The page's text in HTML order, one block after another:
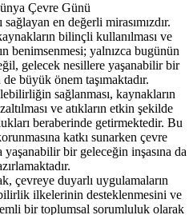
Çevre Günü
sağlayan en değerli mirasımızdır.
bilinçli kullanılması ve
benimsenmesi; yalnızca bugünün
gelecek nesillere yaşanabilir bir
büyük önem taşımaktadır.
sağlanması, kaynakların
ve atıkların etkin şekilde
beraberinde getirmektedir. Bu
katkı sunarken çevre
bir geleceğin inşasına da
çevreye duyarlı uygulamaların
ilkelerinin desteklenmesini ve
bir toplumsal sorumluluk olarak